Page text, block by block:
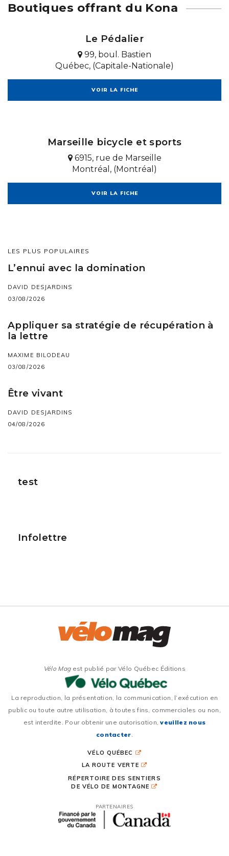
Boutiques offrant du Kona
Le Pédalier
99, boul. Bastien
Québec, (Capitale-Nationale)
VOIR LA FICHE
Marseille bicycle et sports
6915, rue de Marseille
Montréal, (Montréal)
VOIR LA FICHE
LES PLUS POPULAIRES
L’ennui avec la domination
DAVID DESJARDINS
03/08/2026
Appliquer sa stratégie de récupération à
la lettre
MAXIME BILODEAU
03/08/2026
Être vivant
DAVID DESJARDINS
04/08/2026
test
Infolettre
Vélo Magest publié par Vélo Québec Éditions
La reproduction, la présentation, la communication, l’exécution en
public ou toute autre utilisation, à toutes fins, commerciales ou non,
est interdite. Pour obtenir une autorisation,veuillez nous
contacter.
VÉLO QUÉBEC
LA ROUTE VERTE
RÉPERTOIRE DES SENTIERS
DE VÉLO DE MONTAGNE
PARTENAIRES